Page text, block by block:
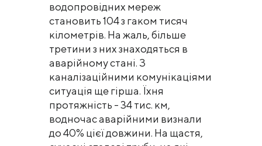
водопровідних мереж
становить 104 з гаком тисяч
кілометрів. На жаль, більше
третини з них знаходяться в
аварійному стані. З
каналізаційними комунікаціями
ситуація ще гірша. Їхня
протяжність - 34 тис. км,
водночас аварійними визнали
до 40% цієї довжини. На щастя,